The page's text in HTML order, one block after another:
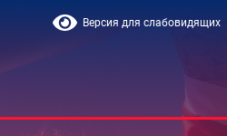
Версия для слабовидящих